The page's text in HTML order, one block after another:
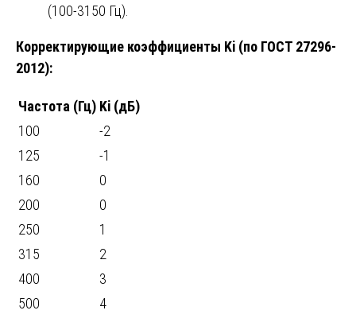
(100-3150 Гц).
Корректирующие коэффициенты Ki (по ГОСТ 27296-
2012):
Частота (Гц) Ki (дБ)
100
-2
125
-1
160
0
200
0
250
1
315
2
400
3
500
4